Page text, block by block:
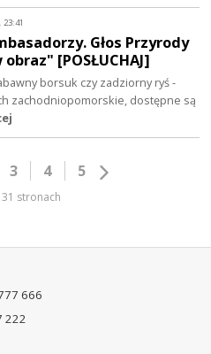
23:41
Głos Przyrody
[POSŁUCHAJ]
borsuk czy zadziorny ryś -
zachodniopomorskie, dostępne są
3 4 5
stronach
666
222